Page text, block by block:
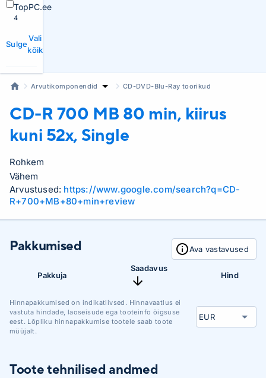
TopPC.ee
4
Sulge
Vali
kõik
Arvutikomponendid CD-DVD-Blu-Ray toorikud
CD-R 700 MB 80 min, kiirus
kuni 52x, Single
Rohkem
Vähem
Arvustused: https://www.google.com/search?q=CD-
R+700+MB+80+min+review
Pakkumised Ava vastavused
Pakkuja
Saadavus
Hind
Hinnapakkumised on indikatiivsed. Hinnavaatlus ei
vastuta hindade, laoseisude ega tooteinfo õigsuse
eest. Lõpliku hinnapakkumise tootele saab toote
müüjalt.
Toote tehnilised andmed